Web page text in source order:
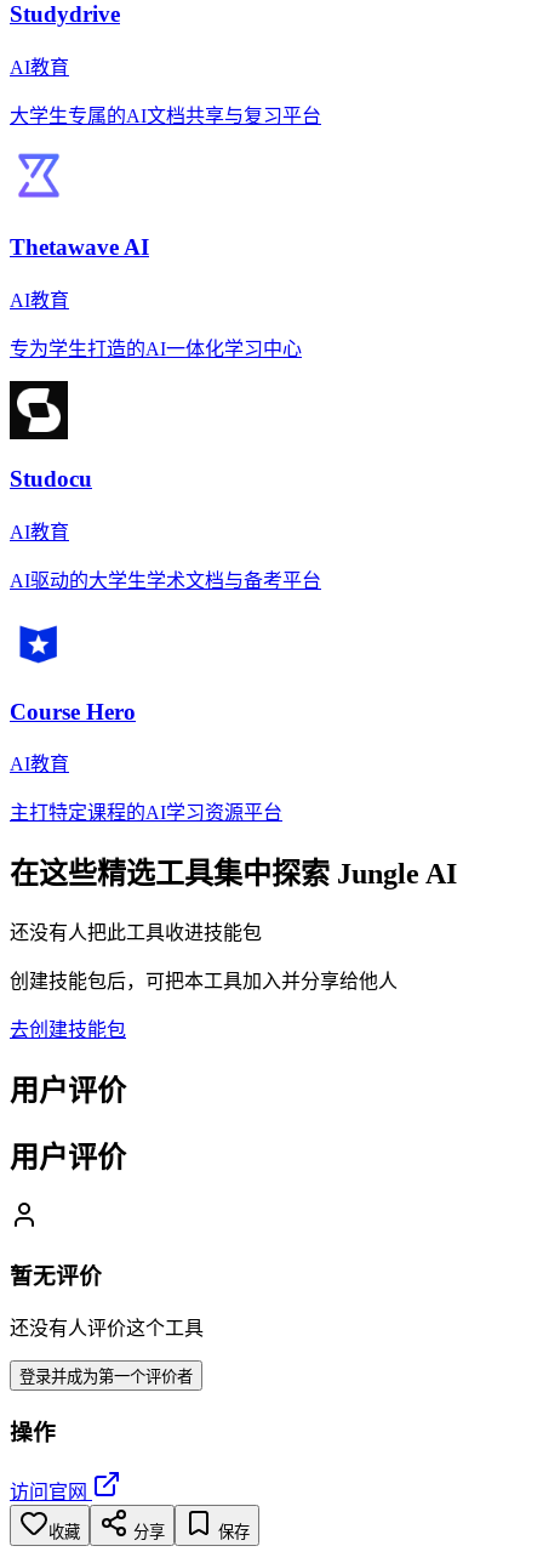
Studydrive
AI教育
大学生专属的AI文档共享与复习平台
Thetawave AI
AI教育
专为学生打造的AI一体化学习中心
Studocu
AI教育
AI驱动的大学生学术文档与备考平台
Course Hero
AI教育
主打特定课程的AI学习资源平台
在这些精选工具集中探索 Jungle AI
还没有人把此工具收进技能包
创建技能包后，可把本工具加入并分享给他人
去创建技能包
用户评价
用户评价
暂无评价
还没有人评价这个工具
登录并成为第一个评价者
操作
访问官网
收藏 分享 保存